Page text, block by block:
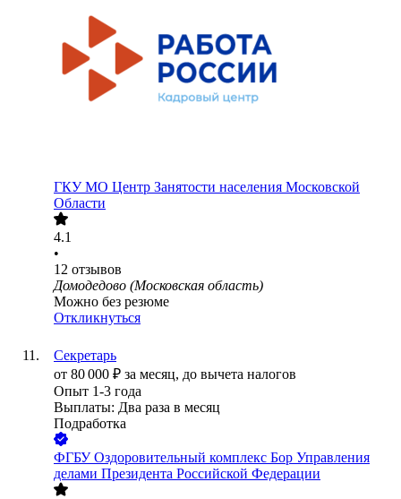
ГКУ МО Центр Занятости населения Московской
Области
4.1
•
12 отзывов
Домодедово (Московская область)
Можно без резюме
Откликнуться
Секретарь
от 80 000 ₽ за месяц, до вычета налогов
Опыт 1-3 года
Выплаты: Два раза в месяц
Подработка
ФГБУ Оздоровительный комплекс Бор Управления
делами Президента Российской Федерации